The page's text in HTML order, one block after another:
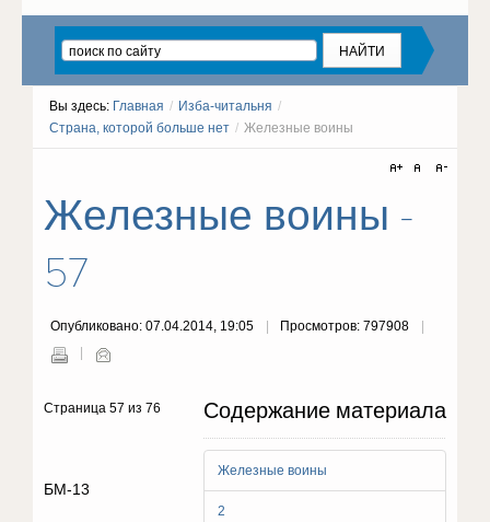
Вы здесь: Главная / Изба-читальня /
Страна, которой больше нет / Железные воины
Железные воины -
57
Опубликовано: 07.04.2014, 19:05 Просмотров: 797908
Содержание материала
Железные воины
2
Страница 57 из 76
БМ-13